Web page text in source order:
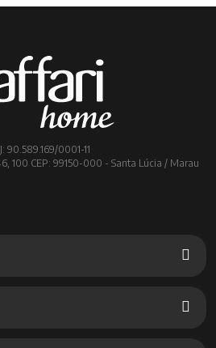
90.589.169/0001-11
100 CEP: 99150-000 - Santa Lúcia / Marau